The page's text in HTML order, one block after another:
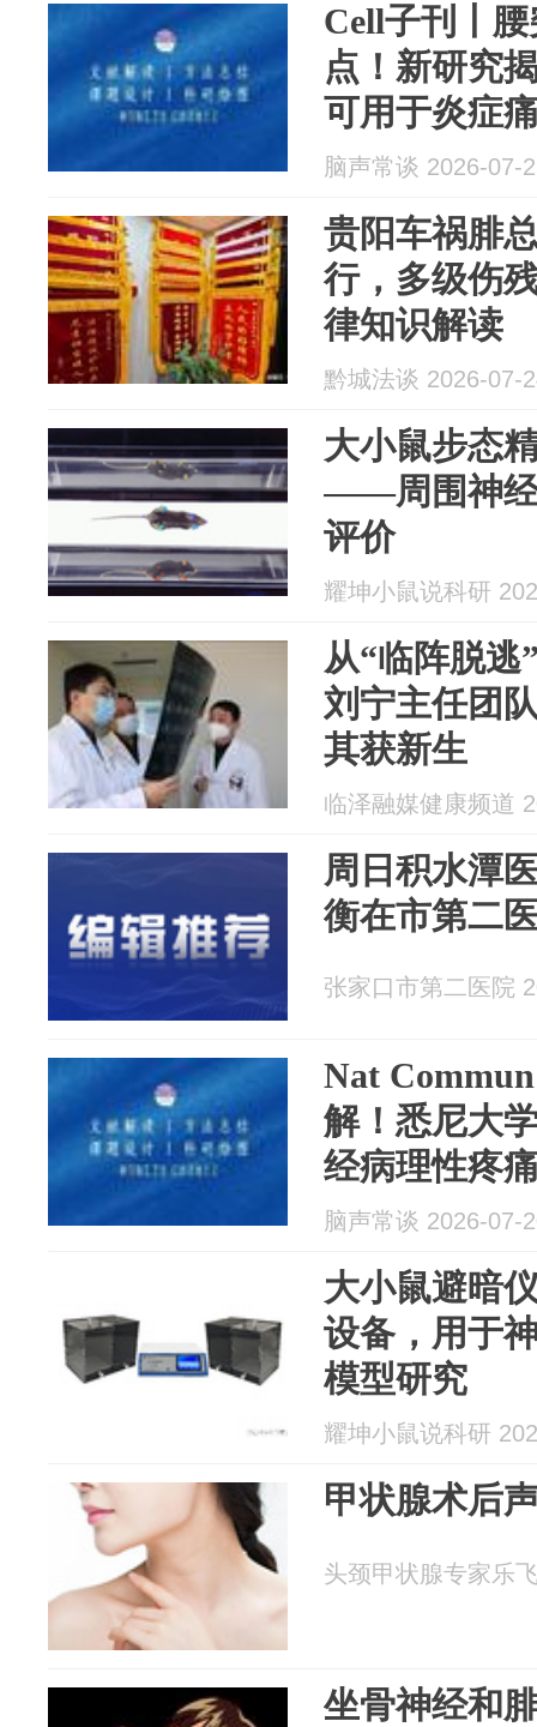
Cell子刊丨
点！新研究
可用于炎症
痛敏干预
脑声常谈 2026-07-
贵阳车祸腓
行，多级伤
律知识解读
黔城法谈 2026-07-
大小鼠步态
——周围神经
评价
耀坤小鼠说科研
从“临阵脱
刘宁主任团
其获新生
临泽融媒健康频道
周日积水潭
衡在市第二
张家口市第二医院
Nat
解！悉尼大
经病理性疼
分子特征
脑声常谈 2026-07-
大小鼠避暗
设备，用于
模型研究
耀坤小鼠说科研
甲状腺术后
头颈甲状腺专家乐
坐骨神经和